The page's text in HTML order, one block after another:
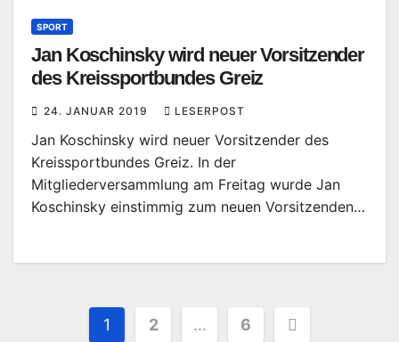
SPORT
Jan Koschinsky wird neuer Vorsitzender
des Kreissportbundes Greiz
24. JANUAR 2019 LESERPOST
Jan Koschinsky wird neuer Vorsitzender des
Kreissportbundes Greiz. In der
Mitgliederversammlung am Freitag wurde Jan
Koschinsky einstimmig zum neuen Vorsitzenden…
Seitennummerierung
1 2 … 6